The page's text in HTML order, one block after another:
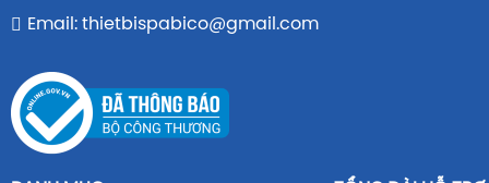
Email: thietbispabico@gmail.com